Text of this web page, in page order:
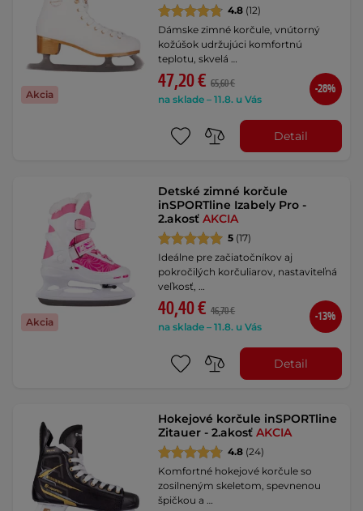
Akcia
4.8 (12)
Dámske zimné korčule, vnútorný
kožúšok udržujúci komfortnú
teplotu, skvelá …
47,20 € 65,60 €
na sklade – 11.8. u Vás
-28%
Detail
Akcia
Detské zimné korčule
inSPORTline Izabely Pro -
2.akosťAKCIA
5 (17)
Ideálne pre začiatočníkov aj
pokročilých korčuliarov, nastaviteľná
veľkosť, …
40,40 € 46,70 €
na sklade – 11.8. u Vás
-13%
Detail
Hokejové korčule inSPORTline
Zitauer - 2.akosťAKCIA
4.8 (24)
Komfortné hokejové korčule so
zosilneným skeletom, spevnenou
špičkou a …